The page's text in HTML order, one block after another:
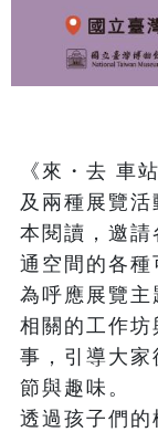
《來・去 車
及兩種展覽
本閱讀，邀
通空間的各種
為呼應展覽主
相關的工作
事，引導大
節與趣味。
透過孩子們